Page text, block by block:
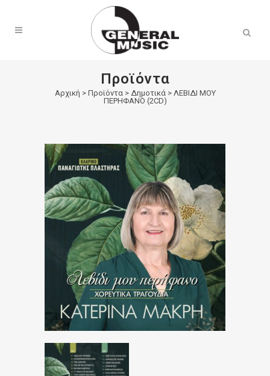
Προϊόντα
Αρχική > Προϊόντα> Δημοτικά> ΛΕΒΙΔΙ ΜΟΥ
ΠΕΡΗΦΑΝΟ (2CD)